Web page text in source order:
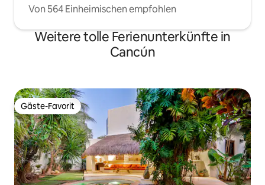
Von 564 Einheimischen empfohlen
Weitere tolle Ferienunterkünfte in
Cancún
Gäste-Favorit
Gäste-Favorit